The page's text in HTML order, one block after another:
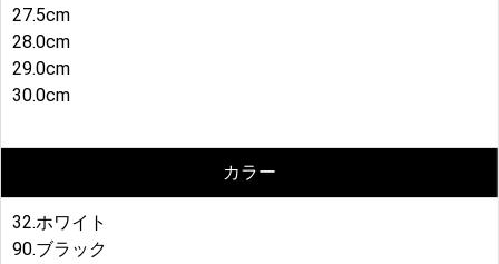
27.5cm
28.0cm
29.0cm
30.0cm
カラー
32.ホワイト
90.ブラック